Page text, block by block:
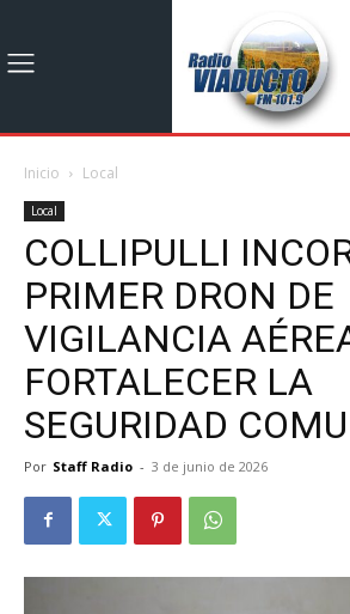
Inicio Local
Local
COLLIPULLI
PRIMER DRON DE
VIGILANCIA
FORTALECER LA
SEGURIDAD
Por Staff Radio - 3 de junio de 2026